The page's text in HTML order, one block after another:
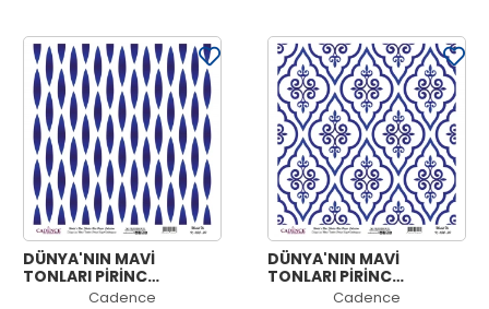
DÜNYA'NIN MAVİ
TONLARI PİRİNÇ
KOLEKSİYON BEYAZ
Cadence
DÜNYA'NIN MAVİ
TONLARI PİRİNÇ
KOLEKSİYON BEYAZ
Cadence